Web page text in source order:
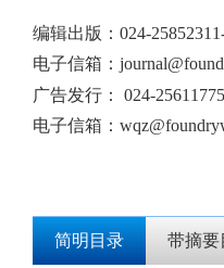
编辑出版 ： 024-
电子信箱：
广告发行：
024-25611775
电子信箱：
简明目录 带摘要